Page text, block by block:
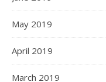
May 2019
April 2019
March 2019